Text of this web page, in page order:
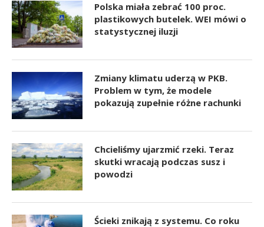
Polska miała zebrać 100 proc.
plastikowych butelek. WEI mówi o
statystycznej iluzji
Zmiany klimatu uderzą w PKB.
Problem w tym, że modele
pokazują zupełnie różne rachunki
Chcieliśmy ujarzmić rzeki. Teraz
skutki wracają podczas susz i
powodzi
Ścieki znikają z systemu. Co roku